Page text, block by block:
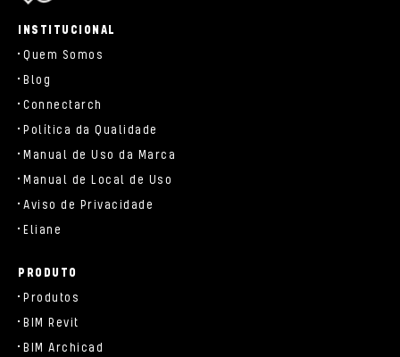
INSTITUCIONAL
Quem Somos
Blog
Connectarch
Política da Qualidade
Manual de Uso da Marca
Manual de Local de Uso
Aviso de Privacidade
Eliane
PRODUTO
Produtos
BIM Revit
BIM Archicad